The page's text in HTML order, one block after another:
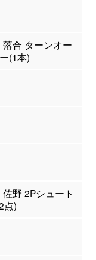
落合 ターンオー
(1本)
佐野 2Pシュート
点)